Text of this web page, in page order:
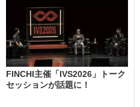
FINCHI主催「IVS2026」トーク
セッションが話題に！